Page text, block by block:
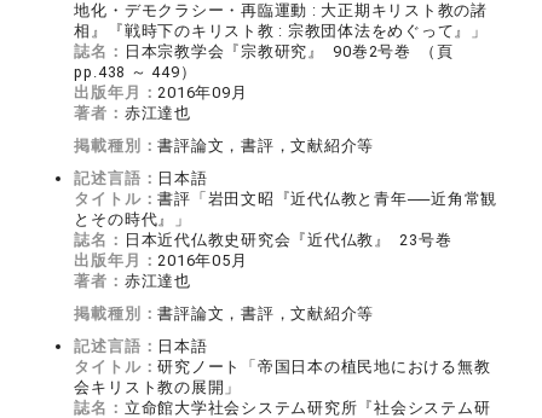
地化・デモクラシー・再臨運動 : 大正期キリスト教の諸
相』『戦時下のキリスト教 : 宗教団体法をめぐって』」
誌名： 日本宗教学会『宗教研究』 90巻2号巻 （頁
pp.438 ～ 449）
出版年月：2016年09月
著者： 赤江達也
掲載種別：書評論文，書評，文献紹介等
記述言語： 日本語
タイトル：書評「岩田文昭『近代仏教と青年──近角常観
とその時代』」
誌名： 日本近代仏教史研究会『近代仏教』 23号巻
出版年月：2016年05月
著者： 赤江達也
掲載種別：書評論文，書評，文献紹介等
記述言語： 日本語
タイトル：研究ノート「帝国日本の植民地における無教
会キリスト教の展開」
誌名： 立命館大学社会システム研究所『社会システム研